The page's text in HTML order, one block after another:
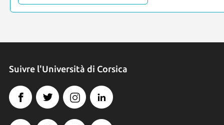
Suivre l'Università di Corsica